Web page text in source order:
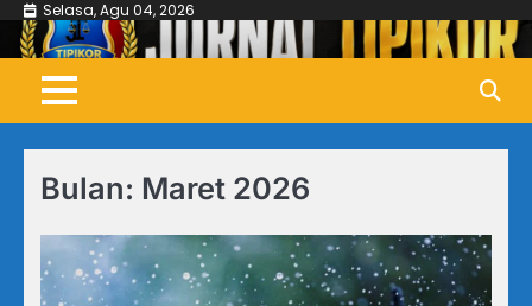
Skip
content
Selasa, Agu 04, 2026
Bulan: Maret 2026